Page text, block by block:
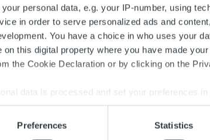
personal data, e.g. your IP-number, using
in order to serve personalized ads and
You have a choice in who uses your
this digital property where you have made
the Cookie Declaration or by clicking on the
data is processed and set your preferences in
and ads, to provide social media features and
Preferences Statistics
lisäksemme monet muut merkittävät
yritysperinnän kevennyksiä, joiden
selviytymistä.
mukaan yritysperinnän sääntelyssä on
hallitusohjelmaan alun perinkin kuuluneen
yritysperinnän tarkempi sääntely laissa
määrittämän yhtenäisen toimintamallin.